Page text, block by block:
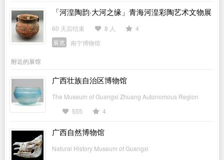
「河湟陶韵·大河之缘」青海河湟彩陶艺术文物展
60 天后结束 8 人
4
展览
南宁博物馆
附近的展馆
广西壮族自治区博物馆
The Museum of Guangxi Zhuang Autonomous Region
555
4
广西自然博物馆
Natural History Museum of Guangxi